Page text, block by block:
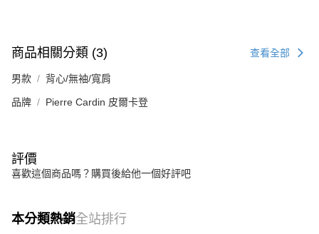
商品相關分類 (3) 查看全部
男款 背心/無袖/寬肩
品牌 Pierre Cardin 皮爾卡登
評價
喜歡這個商品嗎？購買後給他一個好評吧
本分類熱銷全站排行